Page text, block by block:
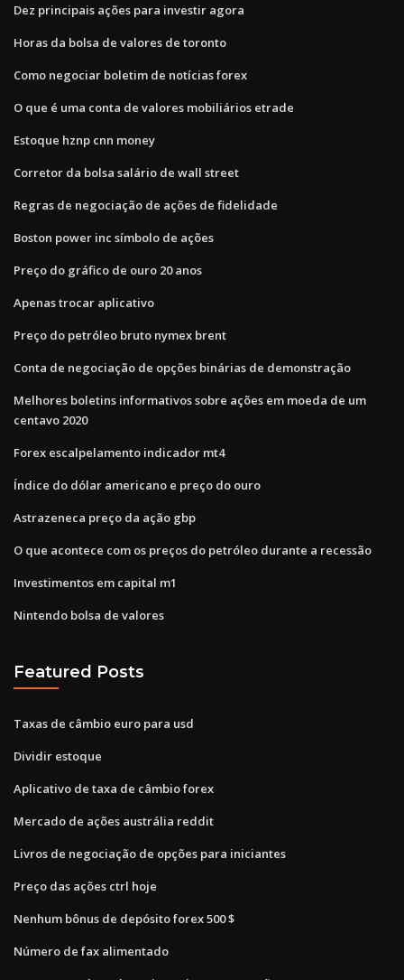
Dez principais ações para investir agora
Horas da bolsa de valores de toronto
Como negociar boletim de notícias forex
O que é uma conta de valores mobiliários etrade
Estoque hznp cnn money
Corretor da bolsa salário de wall street
Regras de negociação de ações de fidelidade
Boston power inc símbolo de ações
Preço do gráfico de ouro 20 anos
Apenas trocar aplicativo
Preço do petróleo bruto nymex brent
Conta de negociação de opções binárias de demonstração
Melhores boletins informativos sobre ações em moeda de um
centavo 2020
Forex escalpelamento indicador mt4
Índice do dólar americano e preço do ouro
Astrazeneca preço da ação gbp
O que acontece com os preços do petróleo durante a recessão
Investimentos em capital m1
Nintendo bolsa de valores
Featured Posts
Taxas de câmbio euro para usd
Dividir estoque
Aplicativo de taxa de câmbio forex
Mercado de ações austrália reddit
Livros de negociação de opções para iniciantes
Preço das ações ctrl hoje
Nenhum bônus de depósito forex 500 $
Número de fax alimentado